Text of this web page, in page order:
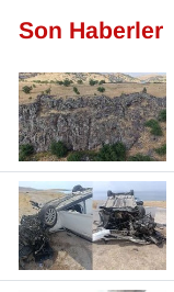
Son Haberler